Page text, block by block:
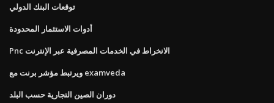
توقعات البنك الدولي
أدوات الاستثمار المحدودة
Pnc الانخراط في الخدمات المصرفية عبر الإنترنت
ويرتبط مؤشر برنت مع examveda
دوران الصين التجارية حسب البلد